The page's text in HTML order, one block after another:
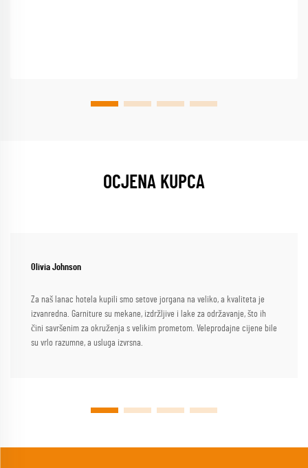
OCJENA KUPCA
Olivia Johnson
Za naš lanac hotela kupili smo setove jorgana na veliko, a kvaliteta je
izvanredna. Garniture su mekane, izdržljive i lake za održavanje, što ih
čini savršenim za okruženja s velikim prometom. Veleprodajne cijene bile
su vrlo razumne, a usluga izvrsna.